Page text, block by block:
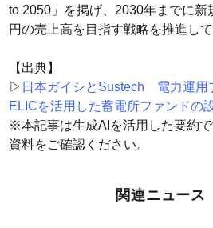
to 2050」を掲げ、2030年までに新
円の売上高を目指す戦略を推進して
【出典】
▷ 日本ガイシとSustech 電力運用
ELICを活用した蓄電所ファンドの
※本記事は生成AIを活用した要約
資料をご確認ください。
関連ニュース